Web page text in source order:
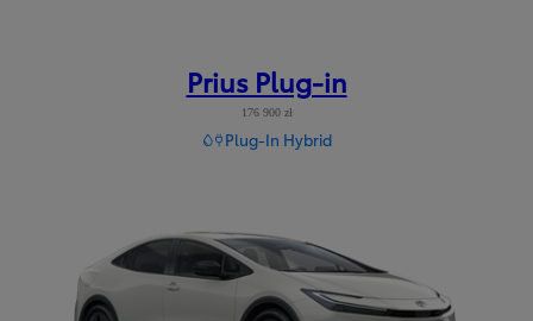
Prius Plug-in
176 900 zł
Plug-In Hybrid